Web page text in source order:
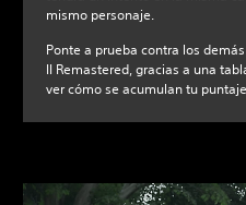
mismo personaje.
Ponte a prueba contra los
II Remastered, gracias a una
ver cómo se acumulan tu